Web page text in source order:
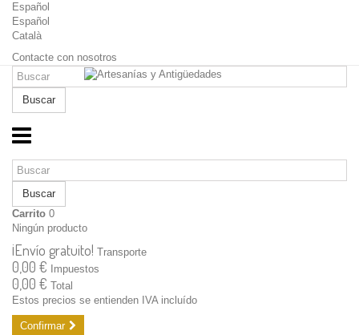
Español
Español
Català
Contacte con nosotros
Buscar
Buscar
Carrito 0
Ningún producto
¡Envío gratuito! Transporte
0,00 € Impuestos
0,00 € Total
Estos precios se entienden IVA incluído
Confirmar